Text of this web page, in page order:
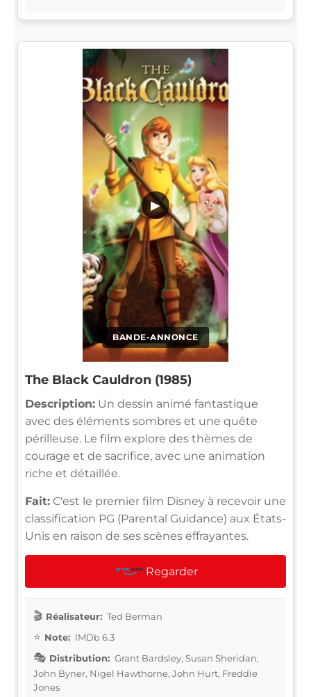
BANDE-ANNONCE
▶
The Black Cauldron (1985)
Description: Un dessin animé fantastique
avec des éléments sombres et une quête
périlleuse. Le film explore des thèmes de
courage et de sacrifice, avec une animation
riche et détaillée.
Fait: C'est le premier film Disney à recevoir une
classification PG (Parental Guidance) aux États-
Unis en raison de ses scènes effrayantes.
Regarder
Réalisateur: Ted Berman
Note: IMDb 6.3
Distribution: Grant Bardsley, Susan Sheridan,
John Byner, Nigel Hawthorne, John Hurt, Freddie
Jones